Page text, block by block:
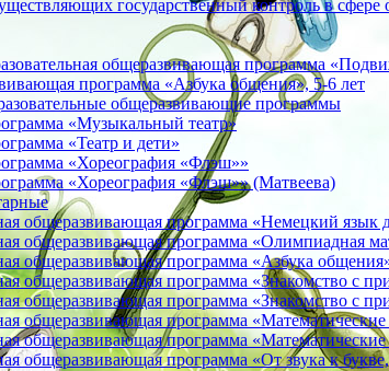
государственный контроль в сфере
общеразвивающая программа
программа «Азбука общения», 5-6 лет
общеразвивающие программы
«Музыкальный театр»
«Театр и дети»
«Хореография «Флэш»»
«Хореография «Флэш»» (Матвеева)
общеразвивающая программа «Немецкий язык
общеразвивающая программа «Олимпиадная
общеразвивающая программа «Азбука
общеразвивающая программа «Знакомство с
общеразвивающая программа «Знакомство с
общеразвивающая программа «Математические
общеразвивающая программа «Математические
общеразвивающая программа «От звука к